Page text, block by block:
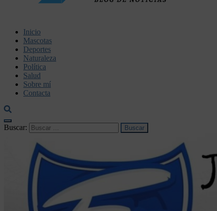
dnaservic.es
Inicio
Mascotas
Deportes
Naturaleza
Política
Salud
Sobre mí
Contacta
Buscar: